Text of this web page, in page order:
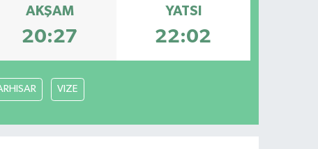
AKŞAM
20:27
YATSI
22:02
VIZE